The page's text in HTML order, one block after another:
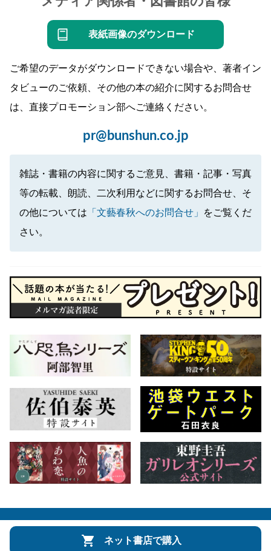
表紙画像のダウンロード
ご希望のデータがダウンロードできない場合や、著者イン
タビューのご依頼、その他の本の紹介に関するお問合せ
は、直接プロモーション部へご連絡ください。
pr@bunshun.co.jp
雑誌・書籍の内容に関するご意見、書籍・記事・写真
等の転載、朗読、二次利用などに関するお問合せ、そ
の他については 「文藝春秋へのお問合せ」
をご覧くだ
さい。
ネット書店で購入
会社概要 自費出版のご案内 お問合せ
株式会社文藝春秋 文春オンライン Number Web